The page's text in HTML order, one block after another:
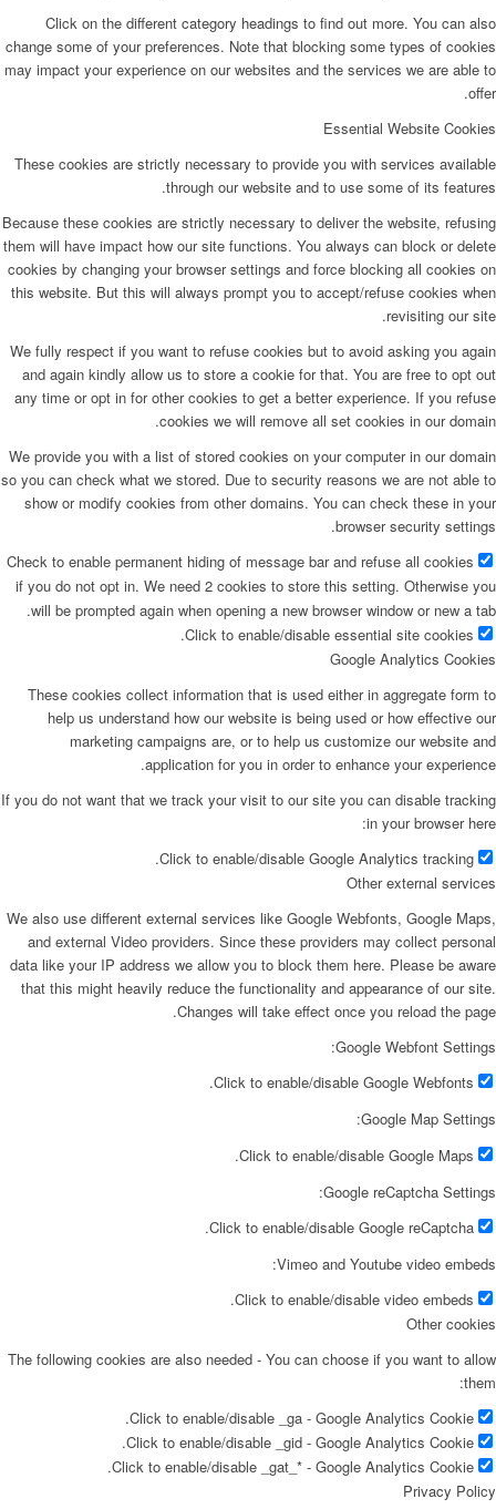
Click on the different category headings to find out more. You can also
change some of your preferences. Note that blocking some types of cookies
may impact your experience on our websites and the services we are able to
offer.
Essential Website Cookies
These cookies are strictly necessary to provide you with services available
through our website and to use some of its features.
Because these cookies are strictly necessary to deliver the website, refusing
them will have impact how our site functions. You always can block or delete
cookies by changing your browser settings and force blocking all cookies on
this website. But this will always prompt you to accept/refuse cookies when
revisiting our site.
We fully respect if you want to refuse cookies but to avoid asking you again
and again kindly allow us to store a cookie for that. You are free to opt out
any time or opt in for other cookies to get a better experience. If you refuse
cookies we will remove all set cookies in our domain.
We provide you with a list of stored cookies on your computer in our domain
so you can check what we stored. Due to security reasons we are not able to
show or modify cookies from other domains. You can check these in your
browser security settings.
Check to enable permanent hiding of message bar and refuse all cookies
if you do not opt in. We need 2 cookies to store this setting. Otherwise you
will be prompted again when opening a new browser window or new a tab.
Click to enable/disable essential site cookies.
Google Analytics Cookies
These cookies collect information that is used either in aggregate form to
help us understand how our website is being used or how effective our
marketing campaigns are, or to help us customize our website and
application for you in order to enhance your experience.
If you do not want that we track your visit to our site you can disable tracking
in your browser here:
Click to enable/disable Google Analytics tracking.
Other external services
We also use different external services like Google Webfonts, Google Maps,
and external Video providers. Since these providers may collect personal
data like your IP address we allow you to block them here. Please be aware
that this might heavily reduce the functionality and appearance of our site.
Changes will take effect once you reload the page.
Google Webfont Settings:
Click to enable/disable Google Webfonts.
Google Map Settings:
Click to enable/disable Google Maps.
Google reCaptcha Settings:
Click to enable/disable Google reCaptcha.
Vimeo and Youtube video embeds:
Click to enable/disable video embeds.
Other cookies
The following cookies are also needed - You can choose if you want to allow
them:
Click to enable/disable _ga - Google Analytics Cookie.
Click to enable/disable _gid - Google Analytics Cookie.
Click to enable/disable _gat_* - Google Analytics Cookie.
Privacy Policy